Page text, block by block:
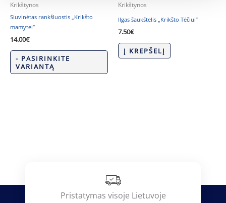
Krikštynos
Siuvinėtas rankšluostis „Krikšto
mamytei”
14.00€
- PASIRINKITE
VARIANTĄ
Krikštynos
Ilgas šaukštelis „Krikšto Tėčiui”
7.50€
Į KREPŠELĮ
Pristatymas visoje Lietuvoje